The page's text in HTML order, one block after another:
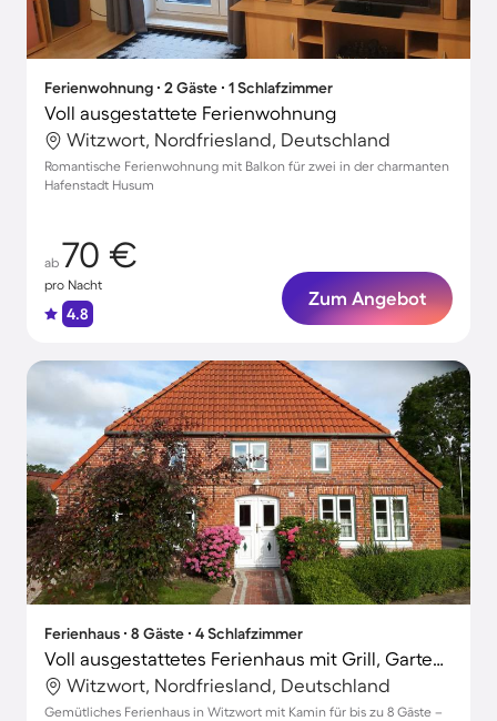
Ferienwohnung ∙ 2 Gäste ∙ 1 Schlafzimmer
Voll ausgestattete Ferienwohnung
Witzwort, Nordfriesland, Deutschland
Romantische Ferienwohnung mit Balkon für zwei in der charmanten
Hafenstadt Husum
ab 70 €
pro Nacht
4.8
Zum Angebot
Ferienhaus ∙ 8 Gäste ∙ 4 Schlafzimmer
Voll ausgestattetes Ferienhaus mit Grill, Garten und Terrasse
Witzwort, Nordfriesland, Deutschland
Gemütliches Ferienhaus in Witzwort mit Kamin für bis zu 8 Gäste –